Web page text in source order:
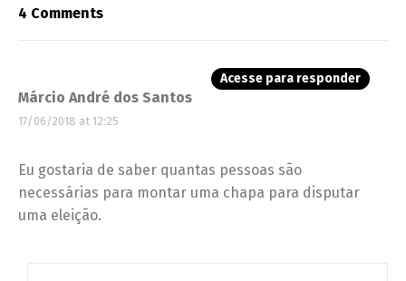
4 Comments
Márcio André dos Santos
17/06/2018 at 12:25
Acesse para responder
Eu gostaria de saber quantas pessoas são
necessárias para montar uma chapa para disputar
uma eleição.